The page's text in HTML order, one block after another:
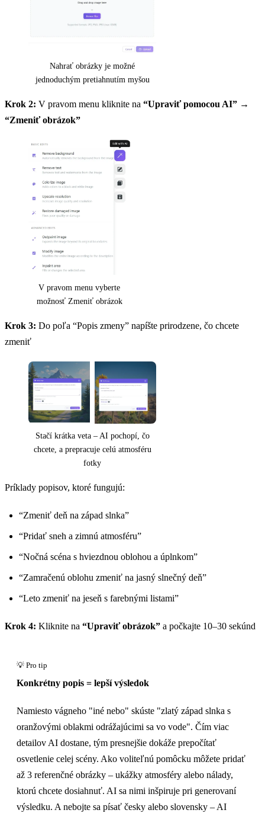
Nahrať obrázky je možné
jednoduchým pretiahnutím myšou
Krok 2: V pravom menu kliknite na “Upraviť pomocou AI” →
“Zmeniť obrázok”
V pravom menu vyberte
možnosť Zmeniť obrázok
Krok 3: Do poľa “Popis zmeny” napíšte prirodzene, čo chcete
zmeniť
Stačí krátka veta – AI pochopí, čo
chcete, a prepracuje celú atmosféru
fotky
Príklady popisov, ktoré fungujú:
“Zmeniť deň na západ slnka”
“Pridať sneh a zimnú atmosféru”
“Nočná scéna s hviezdnou oblohou a úplnkom”
“Zamračenú oblohu zmeniť na jasný slnečný deň”
“Leto zmeniť na jeseň s farebnými listami”
Krok 4: Kliknite na “Upraviť obrázok” a počkajte 10–30 sekúnd
Konkrétny popis = lepší výsledok
Namiesto vágneho "iné nebo" skúste "zlatý západ slnka s
oranžovými oblakmi odrážajúcimi sa vo vode". Čím viac
detailov AI dostane, tým presnejšie dokáže prepočítať
osvetlenie celej scény. Ako voliteľnú pomôcku môžete pridať
až 3 referenčné obrázky – ukážky atmosféry alebo nálady,
ktorú chcete dosiahnuť. AI sa nimi inšpiruje pri generovaní
výsledku. A nebojte sa písať česky alebo slovensky – AI